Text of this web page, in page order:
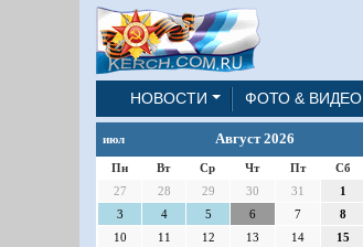
НОВОСТИ ФОТО & ВИДЕО
июл Август 2026
Пн Вт Ср Чт Пт Сб
27
28 29 30 31 1
3
4 5 6 7 8
10
11 12 13 14 15